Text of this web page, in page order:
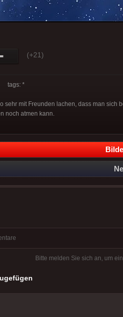
(+21)
tags: *
sehr mit Freunden lachen, dass man
noch atmen kann.
Bitte melden Sie sich an, um